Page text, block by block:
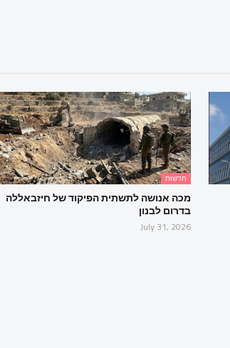
חדשות
מכה אנושה לתשתית הפיקוד של חיזבאללה
בדרום לבנון
July 31, 2026